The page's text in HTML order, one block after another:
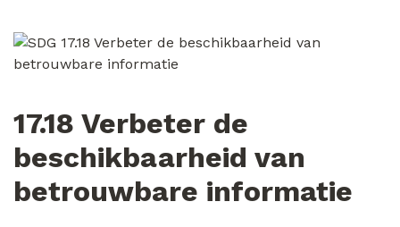
17.18 Verbeter de
beschikbaarheid van
betrouwbare informatie